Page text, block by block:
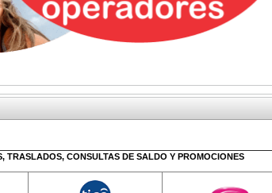
TRASLADOS, CONSULTAS DE SALDO Y PROMOCIONES